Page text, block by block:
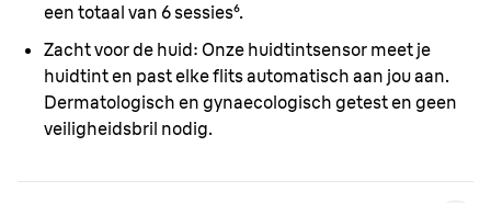
een totaal van 6 sessies⁶.
Zacht voor de huid: Onze huidtintsensor meet je
huidtint en past elke flits automatisch aan jou aan.
Dermatologisch en gynaecologisch getest en geen
veiligheidsbril nodig.